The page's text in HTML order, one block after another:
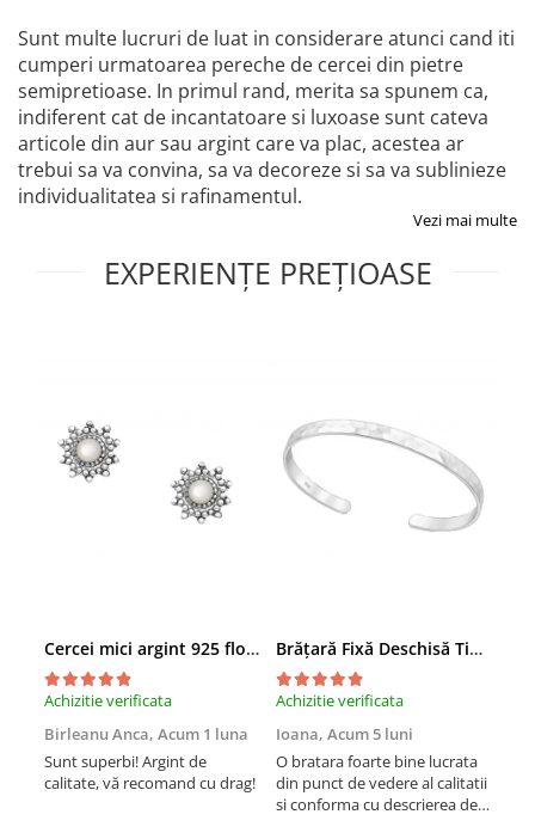
Sunt multe lucruri de luat in considerare atunci cand iti
cumperi urmatoarea pereche de cercei din pietre
semipretioase. In primul rand, merita sa spunem ca,
indiferent cat de incantatoare si luxoase sunt cateva
articole din aur sau argint care va plac, acestea ar
trebui sa va convina, sa va decoreze si sa va sublinieze
individualitatea si rafinamentul.
Vezi mai multe
EXPERIENȚE PREȚIOASE
Cercei mici argint 925 floare patinată cu sidef alb
Achizitie verificata
Birleanu Anca, Acum 1 luna
Sunt superbi! Argint de
calitate, vă recomand cu drag!
Brățară Fixă Deschisă Tip Cuff din Argint 925
Achizitie verificata
Ioana, Acum 5 luni
O bratara foarte bine lucrata
din punct de vedere al calitatii
si conforma cu descrierea de